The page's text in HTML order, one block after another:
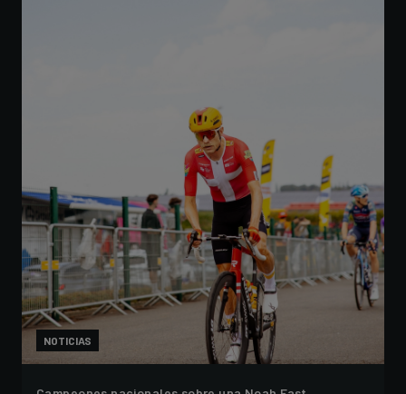
NOTICIAS